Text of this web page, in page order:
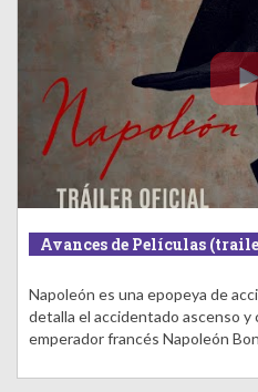
Avances de Películas
Napoleón es una epopeya de
detalla el accidentado ascenso y
emperador francés Napoleón